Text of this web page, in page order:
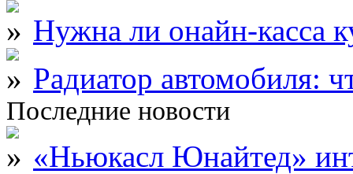
Нужна ли онайн-касса
Радиатор автомобиля:
Последние новости
«Ньюкасл Юнайтед»